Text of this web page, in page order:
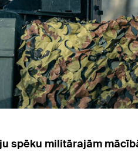
spēku militārajām